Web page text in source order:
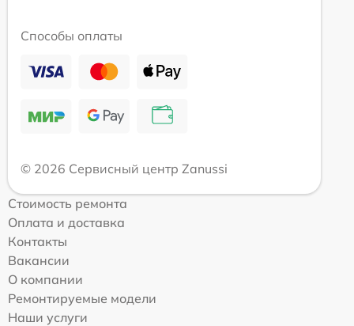
Способы оплаты
© 2026 Сервисный центр Zanussi
Стоимость ремонта
Оплата и доставка
Контакты
Вакансии
О компании
Ремонтируемые модели
Наши услуги